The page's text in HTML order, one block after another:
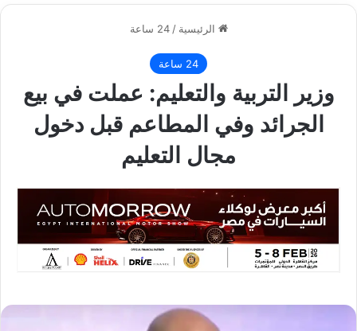
الرئيسية / 24 ساعة
24 ساعة
وزير التربية والتعليم: عملت في بيع
الجرائد وفي المطاعم قبل دخول
مجال التعليم